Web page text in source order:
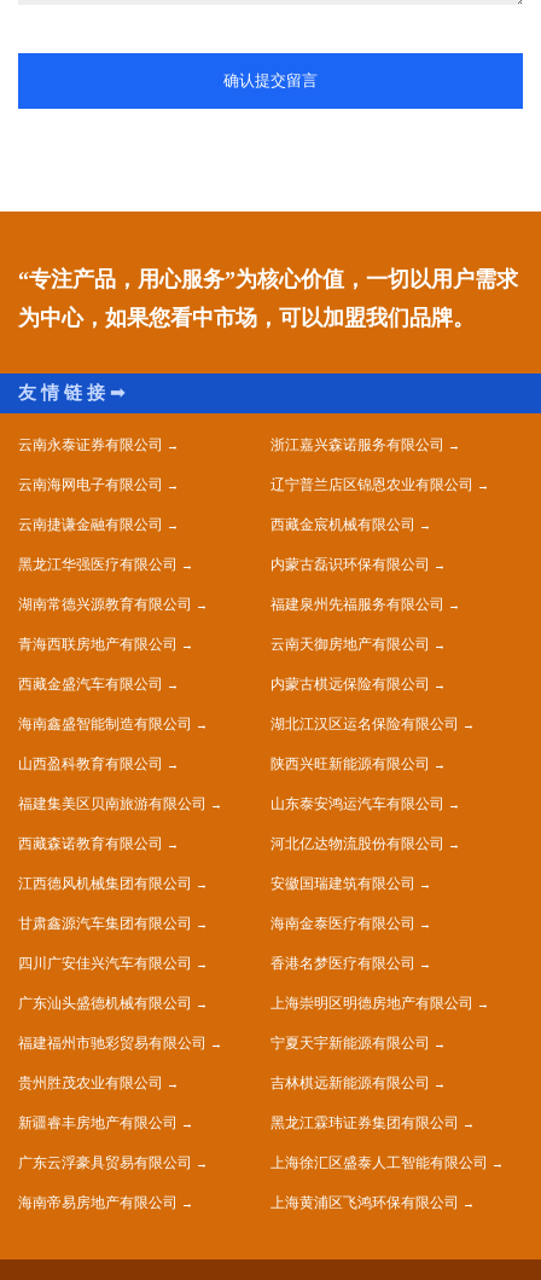
确认提交留言
“专注产品，用心服务”为核心价值，一切以用户需求
为中心，如果您看中市场，可以加盟我们品牌。
云南永泰证券有限公司 浙江嘉兴森诺服务有限公司
云南海网电子有限公司 辽宁普兰店区锦恩农业有限公司
云南捷谦金融有限公司 西藏金宸机械有限公司
黑龙江华强医疗有限公司 内蒙古磊识环保有限公司
湖南常德兴源教育有限公司 福建泉州先福服务有限公司
青海西联房地产有限公司 云南天御房地产有限公司
西藏金盛汽车有限公司 内蒙古棋远保险有限公司
海南鑫盛智能制造有限公司 湖北江汉区运名保险有限公司
山西盈科教育有限公司 陕西兴旺新能源有限公司
福建集美区贝南旅游有限公司 山东泰安鸿运汽车有限公司
西藏森诺教育有限公司 河北亿达物流股份有限公司
江西德风机械集团有限公司 安徽国瑞建筑有限公司
甘肃鑫源汽车集团有限公司 海南金泰医疗有限公司
四川广安佳兴汽车有限公司 香港名梦医疗有限公司
广东汕头盛德机械有限公司 上海崇明区明德房地产有限公司
福建福州市驰彩贸易有限公司 宁夏天宇新能源有限公司
贵州胜茂农业有限公司 吉林棋远新能源有限公司
新疆睿丰房地产有限公司 黑龙江霖玮证券集团有限公司
广东云浮豪具贸易有限公司 上海徐汇区盛泰人工智能有限公司
海南帝易房地产有限公司 上海黄浦区飞鸿环保有限公司